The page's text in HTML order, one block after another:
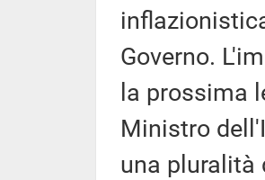
Governo.
la prossima
Ministro
una pluralità